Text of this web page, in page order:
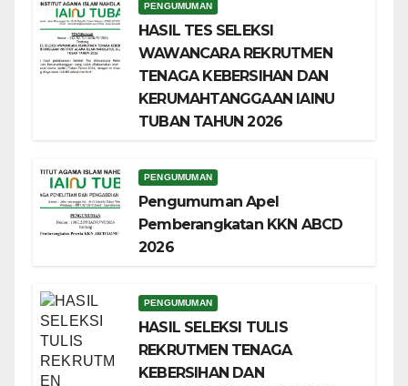
PENGUMUMAN
HASIL TES SELEKSI
WAWANCARA REKRUTMEN
TENAGA KEBERSIHAN DAN
KERUMAHTANGGAAN IAINU
TUBAN TAHUN 2026
PENGUMUMAN
Pengumuman Apel
Pemberangkatan KKN ABCD
2026
PENGUMUMAN
HASIL SELEKSI TULIS
REKRUTMEN TENAGA
KEBERSIHAN DAN